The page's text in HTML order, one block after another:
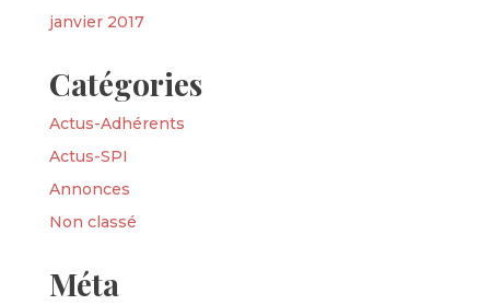
janvier 2017
Catégories
Actus-Adhérents
Actus-SPI
Annonces
Non classé
Méta